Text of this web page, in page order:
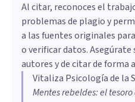
Al citar, reconoces el
problemas de plagio y
a las fuentes originales
o verificar datos.
autores y de citar de forma
Vitaliza Psicología de la
Mentes rebeldes: el